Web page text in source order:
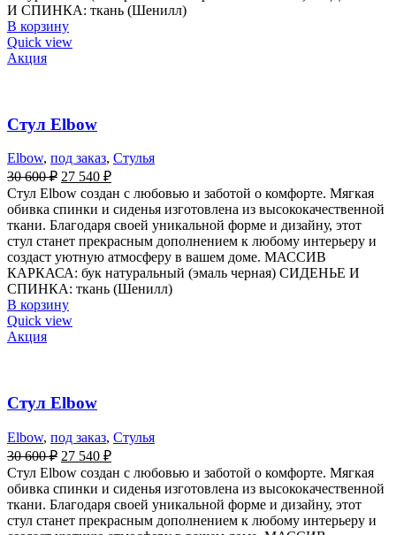
И СПИНКА: ткань (Шенилл)
В корзину
Quick view
Акция
Стул Elbow
Elbow, под заказ, Стулья
30 600₽ 27 540 ₽
Стул Elbow создан с любовью и заботой о комфорте. Мягкая
обивка спинки и сиденья изготовлена из высококачественной
ткани. Благодаря своей уникальной форме и дизайну, этот
стул станет прекрасным дополнением к любому интерьеру и
создаст уютную атмосферу в вашем доме. МАССИВ
КАРКАСА: бук натуральный (эмаль черная) СИДЕНЬЕ И
СПИНКА: ткань (Шенилл)
В корзину
Quick view
Акция
Стул Elbow
Elbow, под заказ, Стулья
30 600₽ 27 540 ₽
Стул Elbow создан с любовью и заботой о комфорте. Мягкая
обивка спинки и сиденья изготовлена из высококачественной
ткани. Благодаря своей уникальной форме и дизайну, этот
стул станет прекрасным дополнением к любому интерьеру и